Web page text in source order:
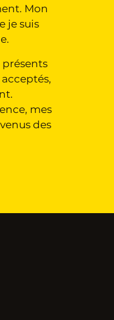
Mon
je suis
mes
des